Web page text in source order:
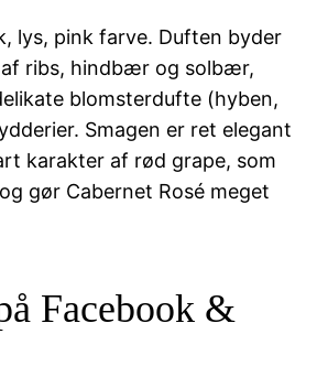
lys, pink farve. Duften byder
ribs, hindbær og solbær,
blomsterdufte (hyben,
Smagen er ret elegant
karakter af rød grape, som
gør Cabernet Rosé meget
Facebook &